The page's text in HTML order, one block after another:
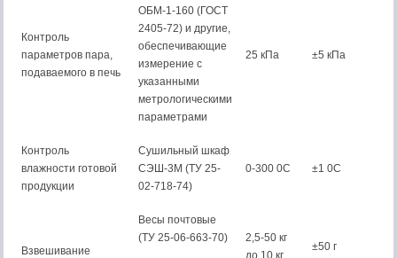
Контроль
параметров пара,
подаваемого в печь
ОБМ-1-160 (ГОСТ
2405-72) и другие,
обеспечивающие
измерение с
указанными
метрологическими
параметрами
25 кПа ±5 кПа
Контроль
влажности готовой
продукции
Сушильный шкаф
СЭШ-3М (ТУ 25-
02-718-74)
0-300 0С ±1 0С
Взвешивание
Весы почтовые
(ТУ 25-06-663-70)
2,5-50 кг
до 10 кг
±50 г